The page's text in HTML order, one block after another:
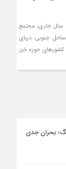
سال جاری، مجتمع
جنوبی دریای
حوزه خزر
بحران جدی